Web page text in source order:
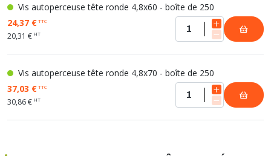
Vis autoperceuse tête ronde 4,8x60 - boîte de 250
24,37 €TTC
20,31 € HT
Vis autoperceuse tête ronde 4,8x70 - boîte de 250
37,03 €TTC
30,86 € HT